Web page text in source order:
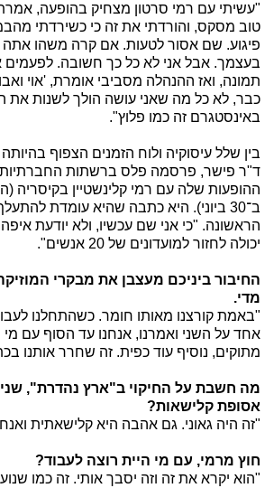
"עשיתי עם רמי סרטון מצחיק בהופעה,
טוב מסקס, והורדתי את זה כי כשירדתי
פיגוע. שם אסור לטעות. אם קרה משהו
בעצמך. אבל אני לא כל כך חשובה. לפעמים
תמונה, ואז ההנהלה מסביבי אומרת, 'אוי
כבר, לא כל מה שאני עושה הולך לשנות את
באינסטגרם זה כמו פלוץ".
בין שלל עיסוקיה ולוח הזמנים הצפוף
ד"ר פישר, פרסמה פלס ברשתות החברתיות
ההופעות שלה עם רמי קלינשטיין בקיסריה
ב־30 ביוני). היא כתבה שהיא עומדת
הראשונה. "כי אני שם עכשיו, ולא יודעת
יכולה לחזור למועדונים של 20 אנשים".
החיבור ביניכם מעצבן את מבקרי
מדי.
"באמת קורצנו מאותו חומר. כשהתחלנו
אחד על השני ואמרנו, אנחנו עד הסוף עם מי
מתוקים, נוסיף עוד כפית. זה שחרר אותנו
מה חשבת על החיקוי ב"ארץ נהדרת",
אסופת קלישאות?
"זה היה גאוני. גם אהבה היא קלישאתית
חוץ מרמי, עם מי היית רוצה לעבוד?
"הוא יקרא את זה וזה יסבך אותי. זה כמו